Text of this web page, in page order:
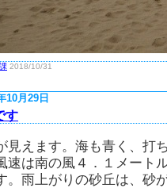
2018/10/31
10月29日
す
見えます。海も青く、打
速は南の風４．１メート
。雨上がりの砂丘は、砂